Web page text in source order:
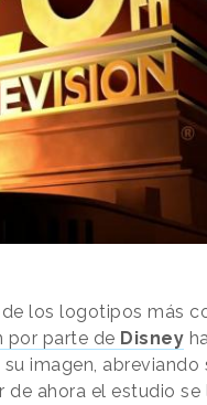
los logotipos más
por parte de Disney
imagen, abreviando
de ahora el estudio